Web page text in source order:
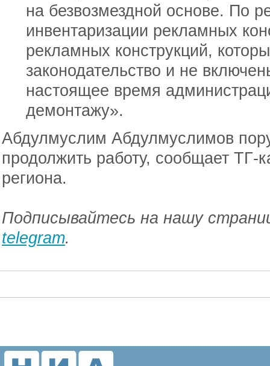
на безвозмездной основе. По
инвентаризации рекламных
рекламных конструкций,
законодательство и не
настоящее время
демонтажу».
Абдулмуслим Абдулмуслимов
продолжить работу, сообщает ТГ-
региона.
Подписывайтесь на нашу
telegram.